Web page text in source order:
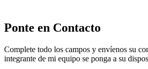
Ponte en Contacto
Complete todo los campos y envíenos su
integrante de mi equipo se ponga a su